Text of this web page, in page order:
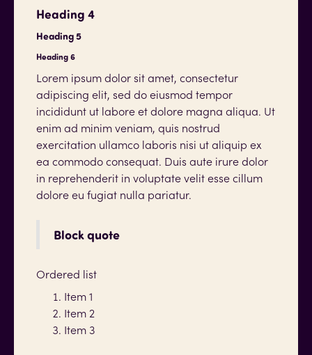
Heading 4
Heading 5
Heading 6
Lorem ipsum dolor sit amet, consectetur
adipiscing elit, sed do eiusmod tempor
incididunt ut labore et dolore magna aliqua. Ut
enim ad minim veniam, quis nostrud
exercitation ullamco laboris nisi ut aliquip ex
ea commodo consequat. Duis aute irure dolor
in reprehenderit in voluptate velit esse cillum
dolore eu fugiat nulla pariatur.
Block quote
Ordered list
Item 1
Item 2
Item 3